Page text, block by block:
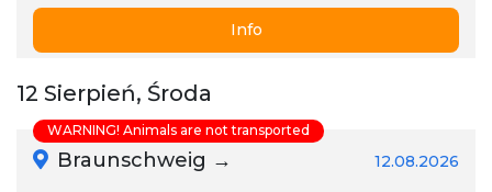
Info
12 Sierpień, Środa
Braunschweig → 12.08.2026
WARNING! Animals are not transported